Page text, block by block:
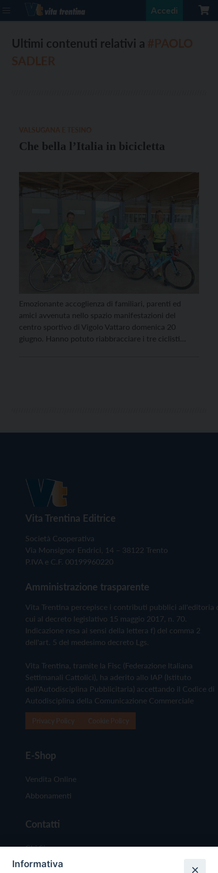
Accedi
Ultimi contenuti relativi a
Che bella l’Italia in bicicletta
Emozionante accoglienza di familiari, parenti ed
amici avvenuta nello spazio manifestazioni del
centro sportivo di Vigolo Vattaro domenica 20
giugno. Hanno potuto riabbracciare i tre ciclisti
Vita Trentina Editrice
Società Cooperativa
Via Monsignor Endrici, 14 – 38122 Trento
P.IVA e C.F. 00199960220
Amministrazione trasparente
Vita Trentina percepisce i contributi pubblici all'editoria
cui al decreto legislativo 15 maggio 2017, n. 70.
Indicazione resa ai sensi della lettera f) del comma 2
dell'art. 5 del medesimo decreto Lgs.
Vita Trentina, tramite la Fisc (Federazione Italiana
Settimanali Cattolici), ha aderito allo IAP (Istituto
dell'Autodisciplina Pubblicitaria) accettando il Codice di
Autodisciplina della Comunicazione Commerciale
E-Shop
Vendita Online
Abbonamenti
Contatti
Chi Siamo
Redazione
Informativa